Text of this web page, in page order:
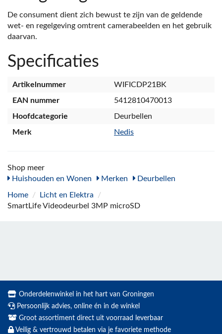
De consument dient zich bewust te zijn van de geldende
wet- en regelgeving omtrent camerabeelden en het gebruik
daarvan.
Specificaties
Artikelnummer
WIFICDP21BK
EAN nummer
5412810470013
Hoofdcategorie
Deurbellen
Merk
Nedis
Shop meer
Huishouden en Wonen
Merken Deurbellen
Home / Licht en Elektra
/
SmartLife Videodeurbel 3MP microSD
Onderdelenwinkel in het hart van Groningen
Persoonlijk advies, online én in de winkel
Groot assortiment direct uit voorraad leverbaar
Veilig & vertrouwd betalen via je favoriete methode